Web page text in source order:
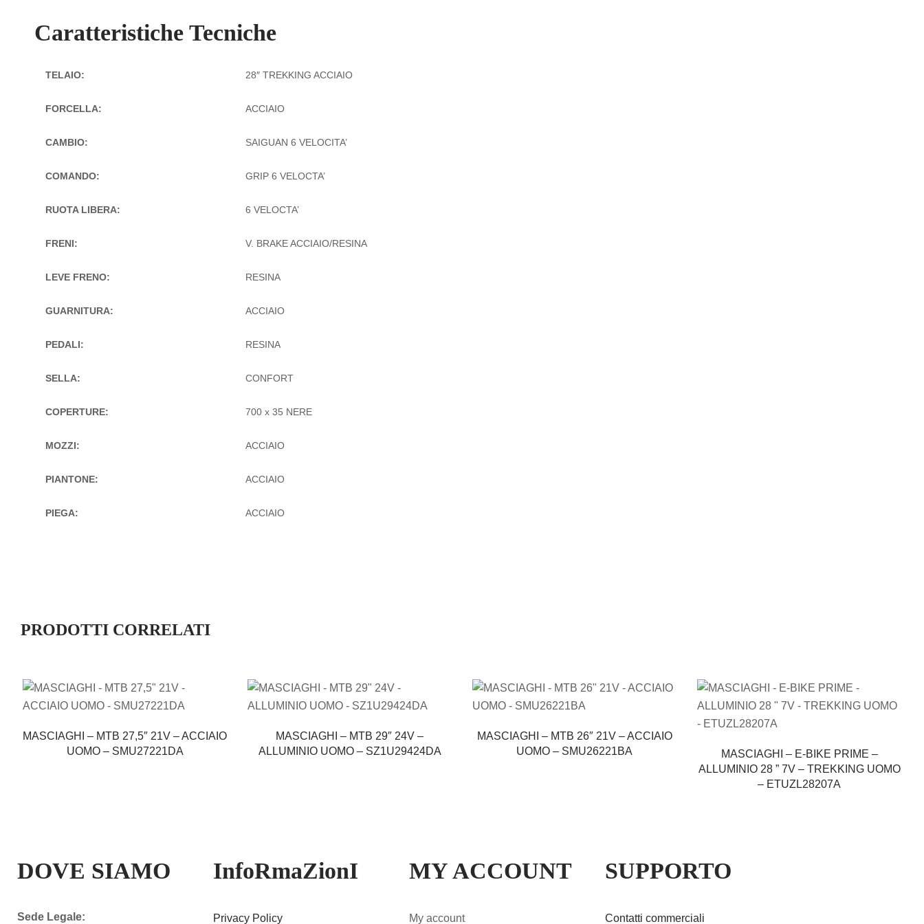
Caratteristiche Tecniche
TELAIO: 28″ TREKKING ACCIAIO
FORCELLA: ACCIAIO
CAMBIO: SAIGUAN 6 VELOCITA’
COMANDO: GRIP 6 VELOCTA’
RUOTA LIBERA: 6 VELOCTA’
FRENI: V. BRAKE ACCIAIO/RESINA
LEVE FRENO: RESINA
GUARNITURA: ACCIAIO
PEDALI: RESINA
SELLA: CONFORT
COPERTURE: 700 x 35 NERE
MOZZI: ACCIAIO
PIANTONE: ACCIAIO
PIEGA: ACCIAIO
PRODOTTI CORRELATI
MASCIAGHI – MTB 27,5″ 21V – ACCIAIO
UOMO – SMU27221DA
MASCIAGHI – MTB 29″ 24V –
ALLUMINIO UOMO – SZ1U29424DA
MASCIAGHI – MTB 26″ 21V – ACCIAIO
UOMO – SMU26221BA
MASCIAGHI – E-BIKE PRIME –
ALLUMINIO 28 ” 7V – TREKKING UOMO
– ETUZL28207A
DOVE SIAMO
Sede Legale:
InfoRmaZionI
Privacy Policy
MY ACCOUNT
My account
SUPPORTO
Contatti commerciali